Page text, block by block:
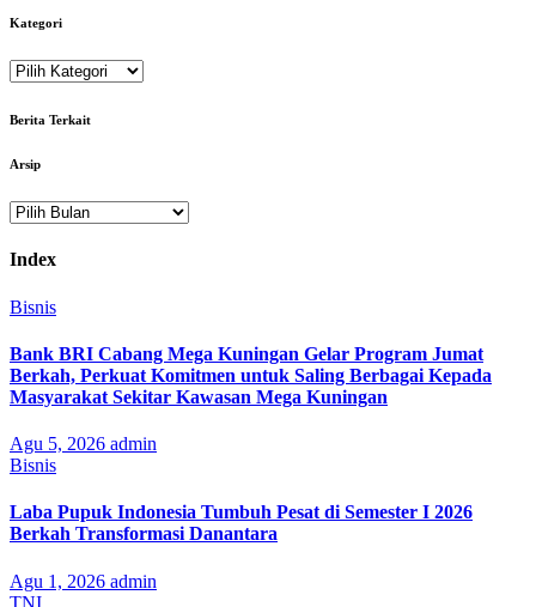
Kategori
Kategori
Berita Terkait
Arsip
Arsip
Index
Bisnis
Bank BRI Cabang Mega Kuningan Gelar Program Jumat
Berkah, Perkuat Komitmen untuk Saling Berbagai Kepada
Masyarakat Sekitar Kawasan Mega Kuningan
Agu 5, 2026 admin
Bisnis
Laba Pupuk Indonesia Tumbuh Pesat di Semester I 2026
Berkah Transformasi Danantara
Agu 1, 2026 admin
TNI